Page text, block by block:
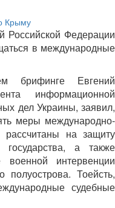
Российской Федерации
в международные
брифинге Евгений
информационной
дел Украины, заявил,
меры международно-
на защиту
государства, а также
интервенции
полуострова. Тоейсть,
судебные